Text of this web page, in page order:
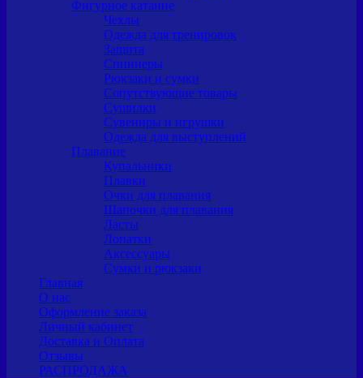
Фигурное катание
Чехлы
Одежда для тренировок
Защита
Спиннеры
Рюкзаки и сумки
Сопутствующие товары
Сушилки
Сувениры и игрушки
Одежда для выступлений
Плавание
Купальники
Плавки
Очки для плавания
Шапочки для плавания
Ласты
Лопатки
Аксессуары
Сумки и рюкзаки
Главная
О нас
Оформление заказа
Личный кабинет
Доставка и Оплата
Отзывы
РАСПРОДАЖА